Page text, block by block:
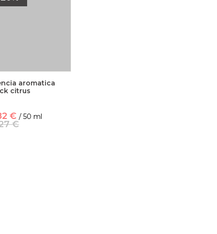
aromatica
citrus
€ / 50 ml
€